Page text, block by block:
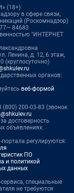
(18+)
в сфере связи,
(Роскомнадзор)
84683
"ИНТЕРНЕТ
Ленина, д. 12, 6 этаж,
(круглосуточно)
органов:
веб-формой
(800) 200-03-83 (звонок
достоверность
объявлениях.
регулируются:
ПО
и политикой
данных
специальные
не требуются